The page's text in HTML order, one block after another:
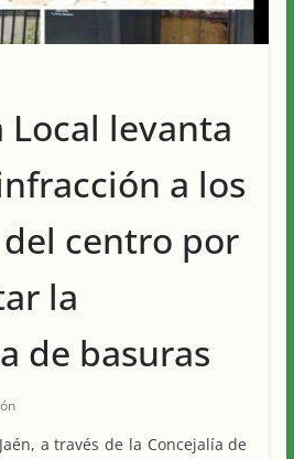
Local levanta
a los
centro por
la
de basuras
a través de la Concejalía de